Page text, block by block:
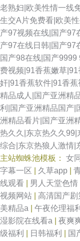
老熟妇|欧美性情一线
生交A片免费看|欧美
产97视频在线|国产97
产97在线日韩|国产97
国产98在线|国产9999
费视频|91香蕉嫩草
奸|91香蕉软件|91香
精品成人|国产亚洲精
利|国产亚洲精品国产|
洲精品看片|国产亚洲
热久久|东京热久久99|
综合|东京热狼人激情|
主站蜘蛛池模板： 女
字幕一区
久草app
线观看
男人天堂色情
视频网站
高清国产剧
美精品a
午夜伦理福利
湿影院在线看a
夜爽
级福利
日韩福利 国